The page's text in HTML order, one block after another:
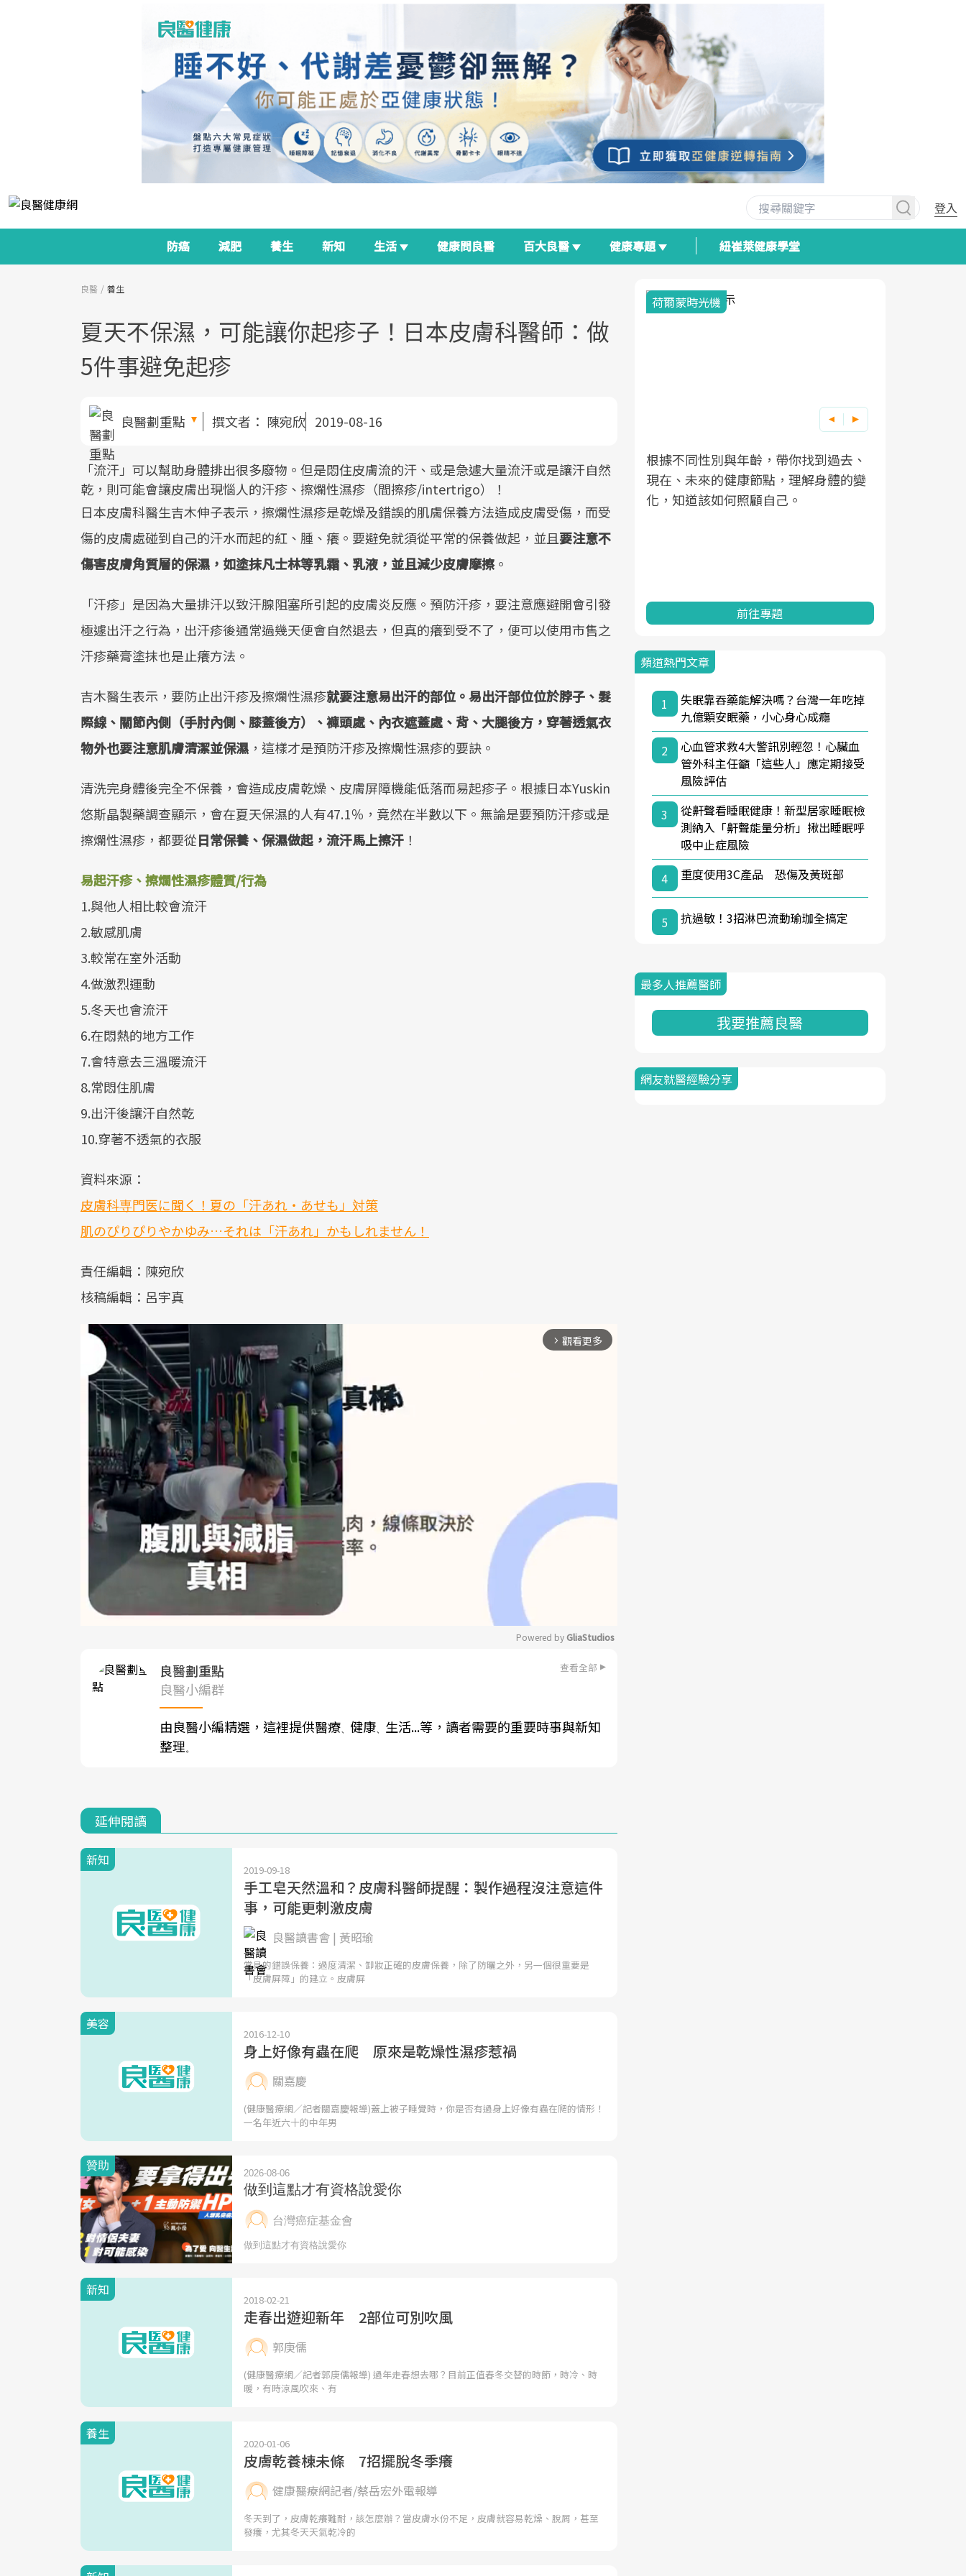
登入
防癌 減肥 養生 新知 生活 健康問良醫 百大良醫 健康專題 紐崔萊健康學堂
良醫 養生
夏天不保濕，可能讓你起疹子！日本皮膚科醫師：做
5件事避免起疹
良醫劃重點 撰文者： 陳宛欣 2019-08-16
「流汗」可以幫助身體排出很多廢物。但是悶住皮膚流的汗、或是急遽大量流汗或是讓汗自然
乾，則可能會讓皮膚出現惱人的汗疹、擦爛性濕疹（間擦疹/intertrigo）！
日本皮膚科醫生吉木伸子表示，擦爛性濕疹是乾燥及錯誤的肌膚保養方法造成皮膚受傷，而受
傷的皮膚處碰到自己的汗水而起的紅、腫、癢。要避免就須從平常的保養做起，並且要注意不
傷害皮膚角質層的保濕，如塗抹凡士林等乳霜、乳液，並且減少皮膚摩擦。
「汗疹」是因為大量排汗以致汗腺阻塞所引起的皮膚炎反應。預防汗疹，要注意應避開會引發
極遽出汗之行為，出汗疹後通常過幾天便會自然退去，但真的癢到受不了，便可以使用市售之
汗疹藥膏塗抹也是止癢方法。
吉木醫生表示，要防止出汗疹及擦爛性濕疹就要注意易出汗的部位。易出汗部位位於脖子、髮
際線、關節內側（手肘內側、膝蓋後方）、褲頭處、內衣遮蓋處、背、大腿後方，穿著透氣衣
物外也要注意肌膚清潔並保濕 ，這樣才是預防汗疹及擦爛性濕疹的要訣。
清洗完身體後完全不保養，會造成皮膚乾燥、皮膚屏障機能低落而易起疹子。根據日本Yuskin
悠斯晶製藥調查顯示，會在夏天保濕的人有47.1％，竟然在半數以下。無論是要預防汗疹或是
擦爛性濕疹，都要從日常保養、保濕做起，流汗馬上擦汗 ！
易起汗疹、擦爛性濕疹體質/行為
1.與他人相比較會流汗
2.敏感肌膚
3.較常在室外活動
4.做激烈運動
5.冬天也會流汗
6.在悶熱的地方工作
7.會特意去三溫暖流汗
8.常悶住肌膚
9.出汗後讓汗自然乾
10.穿著不透氣的衣服
資料來源：
皮膚科専門医に聞く！夏の「汗あれ・あせも」対策
肌のぴりぴりやかゆみ…それは「汗あれ」かもしれません！
責任編輯：陳宛欣
核稿編輯：呂宇真
arrow_forward_ios 觀看更多
Powered by GliaStudios
良醫劃重點 查看全部
良醫小編群
由良醫小編精選，這裡提供醫療 健康 生活...等，讀者需要的重要時事與新知
整理 。
延伸閱讀
新知
2019-09-18
手工皂天然溫和？皮膚科醫師提醒：製作過程沒注意這件
事，可能更刺激皮膚
良醫讀書會 | 黃昭瑜
常見的錯誤保養：過度清潔、卸妝正確的皮膚保養，除了防曬之外，另一個很重要是
「皮膚屏障」的建立。皮膚屏
美容
2016-12-10
身上好像有蟲在爬 原來是乾燥性濕疹惹禍
關嘉慶
(健康醫療網／記者關嘉慶報導)蓋上被子睡覺時，你是否有過身上好像有蟲在爬的情形！
一名年近六十的中年男
新知
2018-02-21
走春出遊迎新年 2部位可別吹風
郭庚儒
(健康醫療網／記者郭庚儒報導) 過年走春想去哪？目前正值春冬交替的時節，時冷、時
暖，有時涼風吹來、有
養生
2020-01-06
皮膚乾養棟未條 7招擺脫冬季癢
健康醫療網記者/蔡岳宏外電報導
冬天到了，皮膚乾癢難耐，該怎麼辦？當皮膚水份不足，皮膚就容易乾燥、脫屑，甚至
發癢，尤其冬天天氣乾冷的
面對超高齡社會的浪潮，台灣正在快速
邁向「健康照護」的新時代。隨著國家
政策如「健康台灣推動委員會」與「長
照3.0」的推進，「預防醫學」已成全民
關注的核心議題。然而，健檢不只是醫
療院所的服務，更是民眾了解自身健康
前往專題
2025年，就到良醫生活祭體驗「一站式
健康新生活」，從講座、體驗到運動，
全面啟動你的健康革命！
前往專題
良醫健康網從「換季的身體變化」出
發，透過醫學觀點與日常感受的對話，
建立對亞健康的認知，進而引導實際的
改善行動。
前往專題
荷爾蒙時光機
根據不同性別與年齡，帶你找到過去、
現在、未來的健康節點，理解身體的變
化，知道該如何照顧自己。
前往專題
頻道熱門文章
1
失眠靠吞藥能解決嗎？台灣一年吃掉
九億顆安眠藥，小心身心成癮
2
心血管求救4大警訊別輕忽！心臟血
管外科主任籲「這些人」應定期接受
風險評估
3
從鼾聲看睡眠健康！新型居家睡眠檢
測納入「鼾聲能量分析」揪出睡眠呼
吸中止症風險
4
重度使用3C產品 恐傷及黃斑部
5 抗過敏！3招淋巴流動瑜珈全搞定
最多人推薦醫師
我要推薦良醫
網友就醫經驗分享